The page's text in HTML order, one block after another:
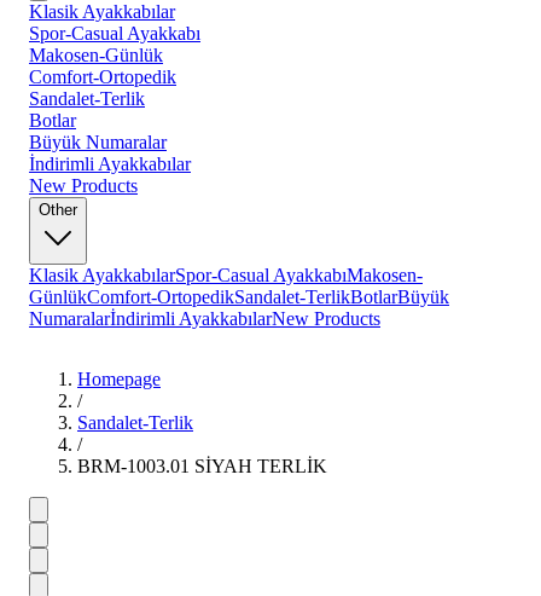
Klasik Ayakkabılar
Spor-Casual Ayakkabı
Makosen-Günlük
Comfort-Ortopedik
Sandalet-Terlik
Botlar
Büyük Numaralar
İndirimli Ayakkabılar
New Products
Other
Klasik AyakkabılarSpor-Casual AyakkabıMakosen-
GünlükComfort-OrtopedikSandalet-TerlikBotlarBüyük
Numaralarİndirimli AyakkabılarNew Products
Homepage
/
Sandalet-Terlik
/
BRM-1003.01 SİYAH TERLİK